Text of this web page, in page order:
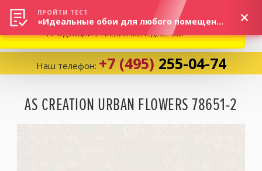
Корзина:0
Наш телефон: +7 (495) 255-04-74
AS CREATION URBAN FLOWERS 78651-2
ВНИМАНИЕ! В СВЯЗИ С СИТУАЦИЕЙ НА РЫНКЕ, ПРОСИМ
УТОЧНЯТЬ АКТУАЛЬНУЮ СТОИМОСТЬ И НАЛИЧИЕ
ПРОДУКЦИИ У НАШИХ МЕНЕДЖЕРОВ.
ПРОЙТИ ТЕСТ
«Идеальные обои для любого помещения!»